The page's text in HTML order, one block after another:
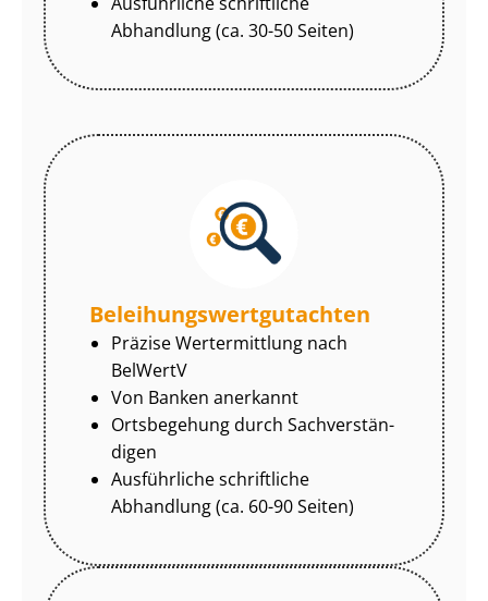
Abhandlung (ca. 30-50 Seiten)
Be­lei­hungs­wert­gut­ach­ten
Präzise Wertermittlung nach
BelWertV
Von Banken anerkannt
Ortsbegehung durch Sach­ver­stän­
di­gen
Ausführliche schriftliche
Abhandlung (ca. 60-90 Seiten)